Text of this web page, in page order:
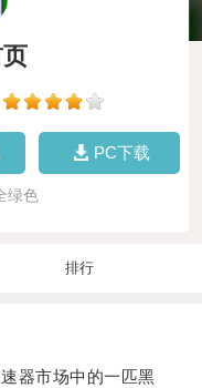
PC下载
绿色
排行
器市场中的一匹黑